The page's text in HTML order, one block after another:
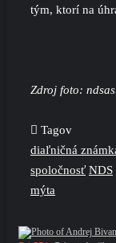
tým, ktorí na
Zdroj foto:
Tagov
diaľničná
spoločnosť NDS
mýta